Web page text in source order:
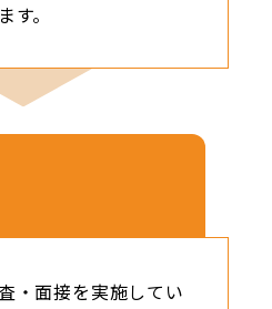
。
・面接を実施してい